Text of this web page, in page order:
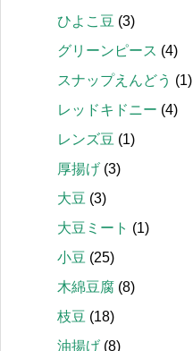
ひよこ豆 (3)
グリーンピース (4)
スナップえんどう (1)
レッドキドニー (4)
レンズ豆 (1)
厚揚げ (3)
大豆 (3)
大豆ミート (1)
小豆 (25)
木綿豆腐 (8)
枝豆 (18)
油揚げ (8)